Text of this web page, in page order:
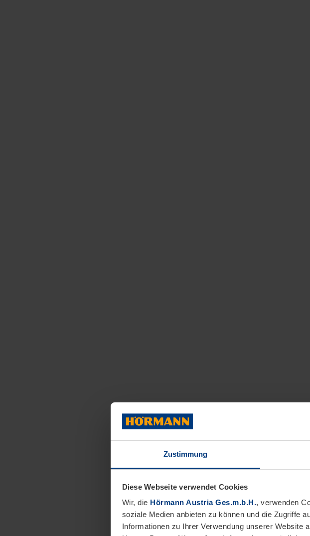
Zustimmung
Diese Webseite verwendet Cookies
Wir, die Hörmann Austria Ges.m.b.H., verwenden
soziale Medien anbieten zu können und die Zugriffe
Informationen zu Ihrer Verwendung unserer Website